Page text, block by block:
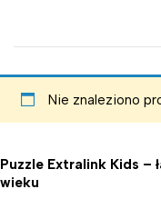
Nie znaleziono
Puzzle Extralink Kids –
wieku